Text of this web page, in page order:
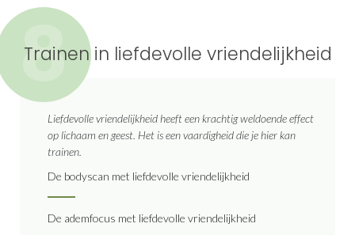
8
Trainen in liefdevolle vriendelijkheid
Liefdevolle vriendelijkheid heeft een krachtig weldoende effect
op lichaam en geest. Het is een vaardigheid die je hier kan
trainen.
De bodyscan met liefdevolle vriendelijkheid
De ademfocus met liefdevolle vriendelijkheid